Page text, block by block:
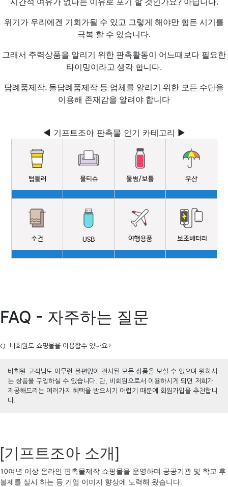
위기가 우리에겐 기회가될 수 있고 그렇게 해야만 힘든 시기를
극복 할 수 있습니다.
그래서 주력상품을 알리기 위한 판촉활동이 어느때보다 필요한
타이밍이라고 생각 합니다.
답례품제작, 돌답례품제작 등 업체를 알리기 위한 모든 수단을
이용해 존재감을 알려야 합니다
◀ 기프트조아 판촉물 인기 카테고리 ▶
FAQ - 자주하는 질문
Q. 비회원도 쇼핑몰을 이용할수 있나요?
비회원 고객님도 아무런 불편없이 전시된 모든 상품을 보실 수 있으며 원하시
는 상품을 구입하실 수 있습니다. 단, 비회원으로서 이용하시게 되면 저희가
제공해드리는 여러가지 혜택을 받으시기 어렵기 때문에 회원가입을 추천합니
다.
[기프트조아 소개]
10여년 이상 온라인 판촉물제작 쇼핑몰을 운영하며 공공기관 및 학교 후
불제를 실시 하는 등 기업 이미지 향상에 노력해 왔습니다.